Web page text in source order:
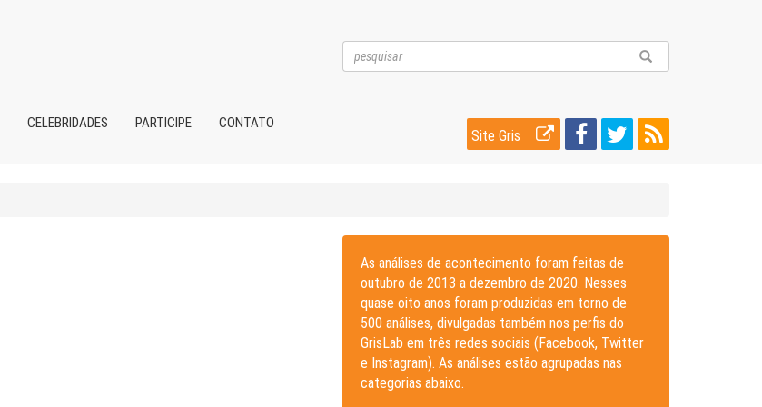
CELEBRIDADES PARTICIPE CONTATO
Site Gris
As análises de acontecimento foram feitas de
outubro de 2013 a dezembro de 2020. Nesses
quase oito anos foram produzidas em torno de
500 análises, divulgadas também nos perfis do
GrisLab em três redes sociais (Facebook, Twitter
e Instagram). As análises estão agrupadas nas
categorias abaixo.